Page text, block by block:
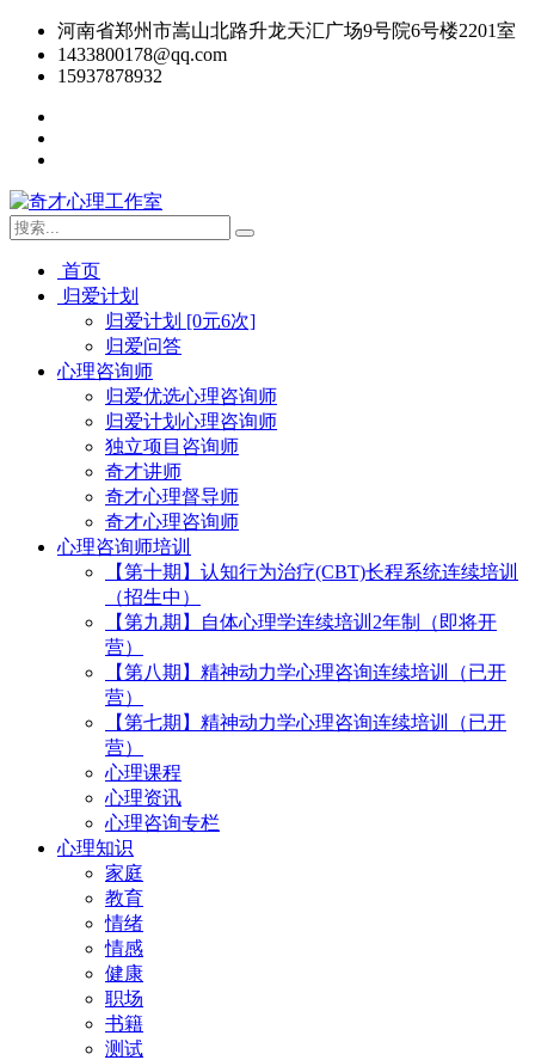
河南省郑州市嵩山北路升龙天汇广场9号院6号楼2201室
1433800178@qq.com
15937878932
首页
归爱计划
归爱计划 [0元6次]
归爱问答
心理咨询师
归爱优选心理咨询师
归爱计划心理咨询师
独立项目咨询师
奇才讲师
奇才心理督导师
奇才心理咨询师
心理咨询师培训
【第十期】认知行为治疗(CBT)长程系统连续培训
（招生中）
【第九期】自体心理学连续培训2年制（即将开
营）
【第八期】精神动力学心理咨询连续培训（已开
营）
【第七期】精神动力学心理咨询连续培训（已开
营）
心理课程
心理资讯
心理咨询专栏
心理知识
家庭
教育
情绪
情感
健康
职场
书籍
测试